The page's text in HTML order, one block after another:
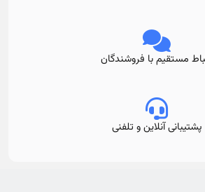
مستقیم با فروشندگان
پشتیبانی آنلاین و تلفنی